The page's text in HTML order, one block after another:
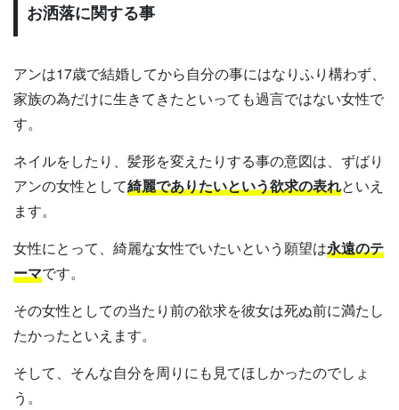
お洒落に関する事
アンは17歳で結婚してから自分の事にはなりふり構わず、
家族の為だけに生きてきたといっても過言ではない女性で
す。
ネイルをしたり、髪形を変えたりする事の意図は、ずばり
アンの女性として綺麗でありたいという欲求の表れといえ
ます。
女性にとって、綺麗な女性でいたいという願望は永遠のテ
ーマです。
その女性としての当たり前の欲求を彼女は死ぬ前に満たし
たかったといえます。
そして、そんな自分を周りにも見てほしかったのでしょ
う。